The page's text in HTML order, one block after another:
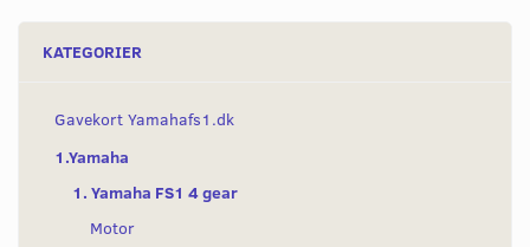
KATEGORIER
Gavekort Yamahafs1.dk
1.Yamaha
1. Yamaha FS1 4 gear
Motor